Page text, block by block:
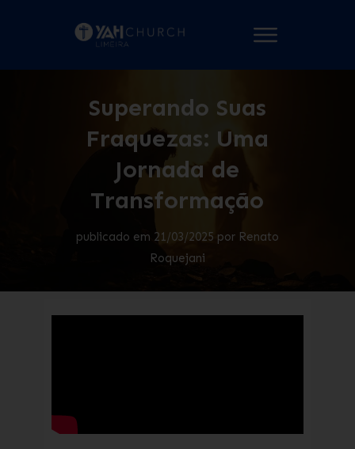
Superando Suas
Fraquezas: Uma
Jornada de
Transformação
publicado em 21/03/2025 por Renato
Roquejani